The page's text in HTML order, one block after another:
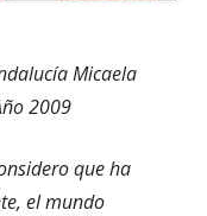
Micaela
2009
que ha
el mundo